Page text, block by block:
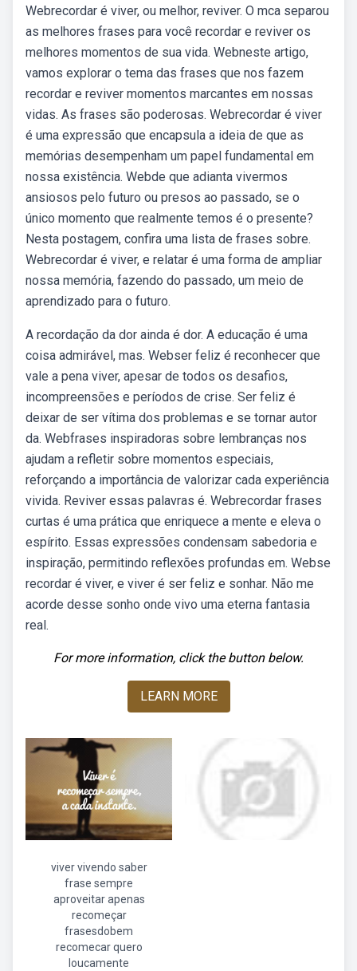
Webrecordar é viver, ou melhor, reviver. O mca separou
as melhores frases para você recordar e reviver os
melhores momentos de sua vida. Webneste artigo,
vamos explorar o tema das frases que nos fazem
recordar e reviver momentos marcantes em nossas
vidas. As frases são poderosas. Webrecordar é viver
é uma expressão que encapsula a ideia de que as
memórias desempenham um papel fundamental em
nossa existência. Webde que adianta vivermos
ansiosos pelo futuro ou presos ao passado, se o
único momento que realmente temos é o presente?
Nesta postagem, confira uma lista de frases sobre.
Web⁠recordar é viver, e relatar é uma forma de ampliar
nossa memória, fazendo do passado, um meio de
aprendizado para o futuro.
A recordação da dor ainda é dor. A educação é uma
coisa admirável, mas. Webser feliz é reconhecer que
vale a pena viver, apesar de todos os desafios,
incompreensões e períodos de crise. Ser feliz é
deixar de ser vítima dos problemas e se tornar autor
da. Webfrases inspiradoras sobre lembranças nos
ajudam a refletir sobre momentos especiais,
reforçando a importância de valorizar cada experiência
vivida. Reviver essas palavras é. Webrecordar frases
curtas é uma prática que enriquece a mente e eleva o
espírito. Essas expressões condensam sabedoria e
inspiração, permitindo reflexões profundas em. Webse
recordar é viver, e viver é ser feliz e sonhar. Não me
acorde desse sonho onde vivo uma eterna fantasia
real.
For more information, click the button below.
LEARN MORE
viver vivendo saber
frase sempre
aproveitar apenas
recomeçar
frasesdobem
recomecar quero
loucamente